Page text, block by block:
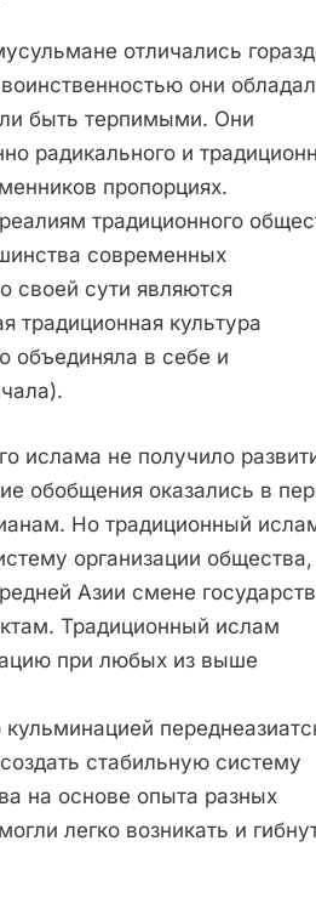
отличались
они
быть терпимыми. Они
радикального и
пропорциях.
традиционного
современных
своей сути являются
традиционная культура
объединяла в себе и
ислама не получило
обобщения оказались в
Но традиционный
организации общества,
Азии смене
Традиционный ислам
при любых из выше
стабильную систему
на основе опыта разных
легко возникать и